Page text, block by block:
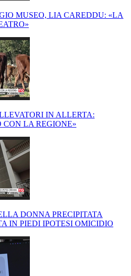
MUSEO, LIA CAREDDU: «LA
IN ALLERTA:
CON LA REGIONE»
DONNA PRECIPITATA
IN PIEDI IPOTESI OMICIDIO